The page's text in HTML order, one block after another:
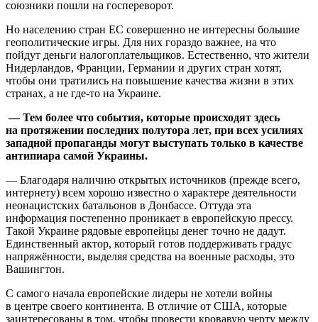
союзники пошли на госпереворот.
Но населению стран ЕС совершенно не интересны большие
геополитические игры. Для них гораздо важнее, на что
пойдут деньги налогоплательщиков. Естественно, что жители
Нидерландов, Франции, Германии и других стран хотят,
чтобы они тратились на повышение качества жизни в этих
странах, а не где-то на Украине.
— Тем более что события, которые происходят здесь
на протяжении последних полутора лет, при всех усилиях
западной пропаганды могут выступать только в качестве
антипиара самой Украины.
— Благодаря наличию открытых источников (прежде всего,
интернету) всем хорошо известно о характере деятельности
неонацистских батальонов в Донбассе. Оттуда эта
информация постепенно проникает в европейскую прессу.
Такой Украине рядовые европейцы денег точно не дадут.
Единственный актор, который готов поддерживать градус
напряжённости, выделяя средства на военные расходы, это
Вашингтон.
С самого начала европейские лидеры не хотели войны
в центре своего континента. В отличие от США, которые
заинтересованы в том, чтобы провести кровавую черту между